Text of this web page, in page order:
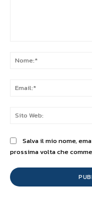
Salva il mio nome,
prossima volta che